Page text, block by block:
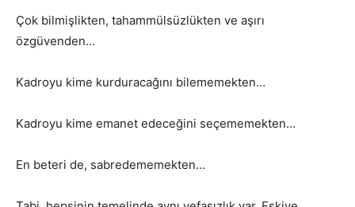
Çok bilmişlikten, tahammülsüzlükten ve aşırı
özgüvenden…
Kadroyu kime kurduracağını bilememekten…
Kadroyu kime emanet edeceğini seçememekten…
En beteri de, sabredememekten…